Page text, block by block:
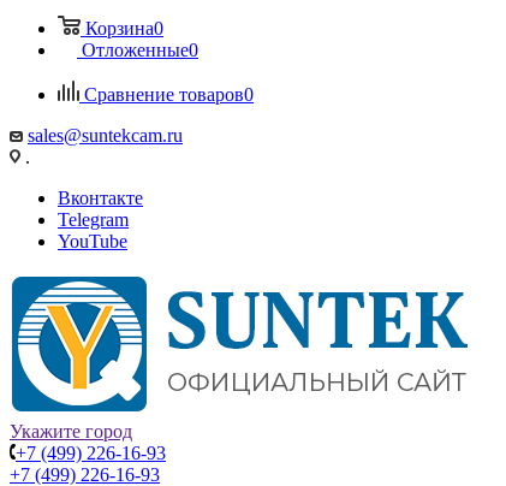
Корзина0
Отложенные0
Сравнение товаров0
sales@suntekcam.ru
.
Вконтакте
Telegram
YouTube
Укажите город
+7 (499) 226-16-93
+7 (499) 226-16-93